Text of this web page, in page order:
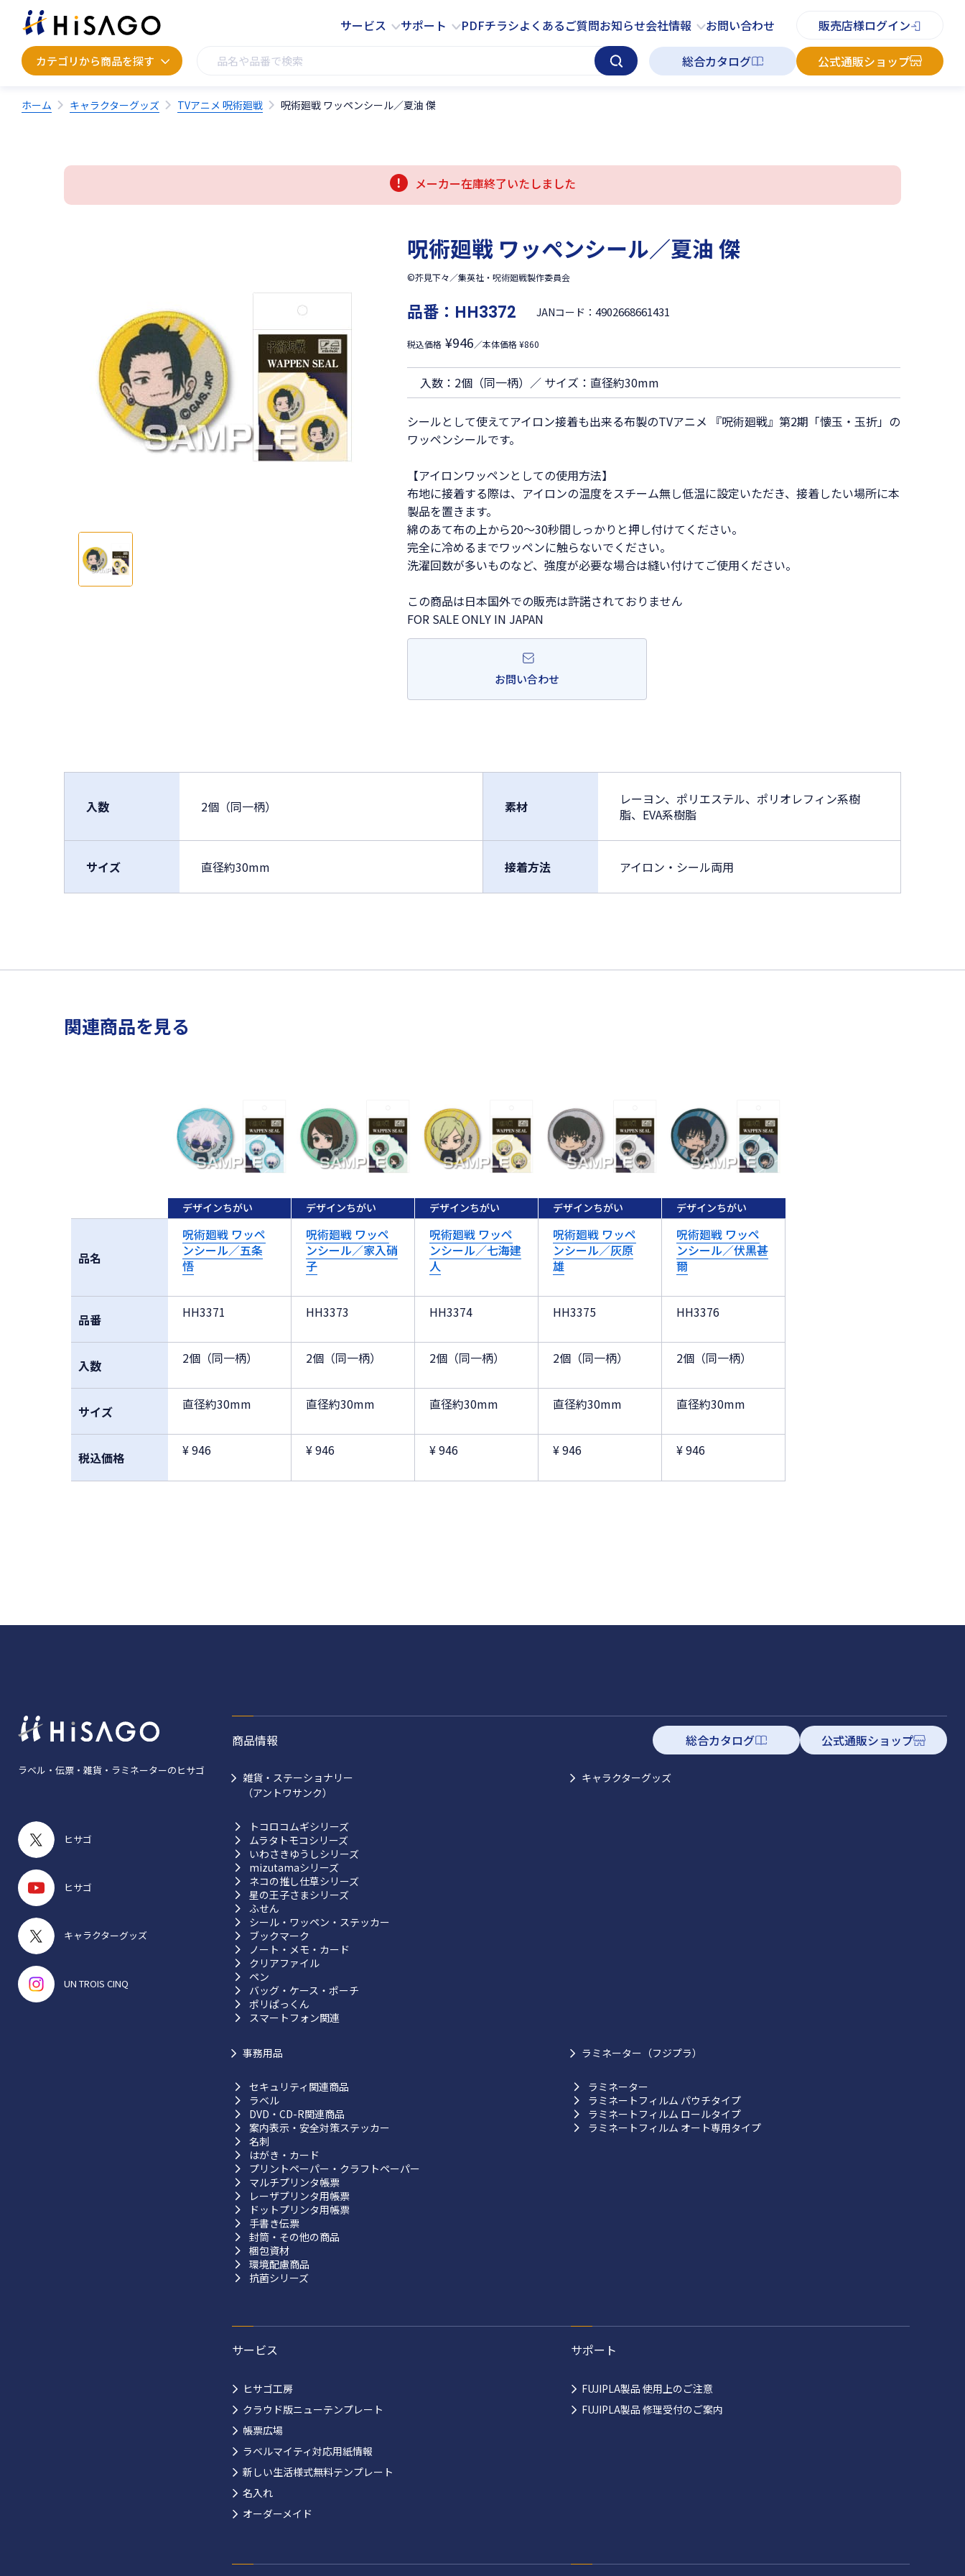
サービス サポート PDFチラシよくあるご質問お知らせ会社情報 お問い合わせ 販売店様ログイン
カテゴリから商品を探す 総合カタログ 公式通販ショップ
カテゴリから商品を探す サービス サポート PDFチラシ よくあるご質問 お知らせ お問い合わせ
ホーム キャラクターグッズ TVアニメ 呪術廻戦 呪術廻戦 ワッペンシール／夏油 傑
メーカー在庫終了いたしました
呪術廻戦 ワッペンシール／夏油 傑
©芥見下々／集英社・呪術廻戦製作委員会
品番： HH3372 JANコード：4902668661431
税込価格 ¥946／本体価格 ¥860
入数：2個（同一柄）／ サイズ：直径約30mm
シールとして使えてアイロン接着も出来る布製のTVアニメ 『呪術廻戦』第2期「懐玉・玉折」の
ワッペンシールです。
【アイロンワッペンとしての使用方法】
布地に接着する際は、アイロンの温度をスチーム無し低温に設定いただき、接着したい場所に本
製品を置きます。
綿のあて布の上から20～30秒間しっかりと押し付けてください。
完全に冷めるまでワッペンに触らないでください。
洗濯回数が多いものなど、強度が必要な場合は縫い付けてご使用ください。
この商品は日本国外での販売は許諾されておりません
FOR SALE ONLY IN JAPAN
お問い合わせ
入数 2個（同一柄） 素材
レーヨン、ポリエステル、ポリオレフィン系樹
脂、EVA系樹脂
サイズ 直径約30mm 接着方法 アイロン・シール両用
関連商品を見る
品名
品番
入数
サイズ
税込価格
デザインちがい
呪術廻戦 ワッペ
ンシール／五条
悟
HH3371
2個（同一柄）
直径約30mm
¥ 946
デザインちがい
呪術廻戦 ワッペ
ンシール／家入硝
子
HH3373
2個（同一柄）
直径約30mm
¥ 946
デザインちがい
呪術廻戦 ワッペ
ンシール／七海建
人
HH3374
2個（同一柄）
直径約30mm
¥ 946
デザインちがい
呪術廻戦 ワッペ
ンシール／灰原
雄
HH3375
2個（同一柄）
直径約30mm
¥ 946
デザインちがい
呪術廻戦 ワッペ
ンシール／伏黒甚
爾
HH3376
2個（同一柄）
直径約30mm
¥ 946
ラベル・伝票・雑貨・ラミネーターのヒサゴ
ヒサゴ
ヒサゴ
キャラクターグッズ
UN TROIS CINQ
商品情報 総合カタログ 公式通販ショップ
雑貨・ステーショナリー
（アントワサンク）
トコロコムギシリーズ
ムラタトモコシリーズ
いわさきゆうしシリーズ
mizutamaシリーズ
ネコの推し仕草シリーズ
星の王子さまシリーズ
ふせん
シール・ワッペン・ステッカー
ブックマーク
ノート・メモ・カード
クリアファイル
ペン
バッグ・ケース・ポーチ
ポリぱっくん
スマートフォン関連
キャラクターグッズ
事務用品
セキュリティ関連商品
ラベル
DVD・CD-R関連商品
案内表示・安全対策ステッカー
名刺
はがき・カード
プリントペーパー・クラフトペーパー
マルチプリンタ帳票
レーザプリンタ用帳票
ドットプリンタ用帳票
手書き伝票
封筒・その他の商品
梱包資材
環境配慮商品
抗菌シリーズ
ラミネーター（フジプラ）
ラミネーター
ラミネートフィルム パウチタイプ
ラミネートフィルム ロールタイプ
ラミネートフィルム オート専用タイプ
サービス
ヒサゴ工房
クラウド版ニューテンプレート
帳票広場
ラベルマイティ対応用紙情報
新しい生活様式無料テンプレート
名入れ
オーダーメイド
サポート
FUJIPLA製品 使用上のご注意
FUJIPLA製品 修理受付のご案内